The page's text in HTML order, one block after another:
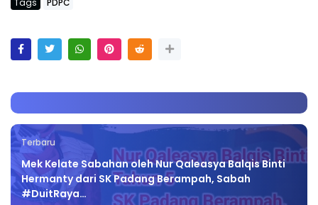
Tags PDPC
Terbaru
Mek Kelate Sabahan oleh Nur Qaleasya Balqis Binti
Hermanty dari SK Padang Berampah, Sabah
#DuitRaya…